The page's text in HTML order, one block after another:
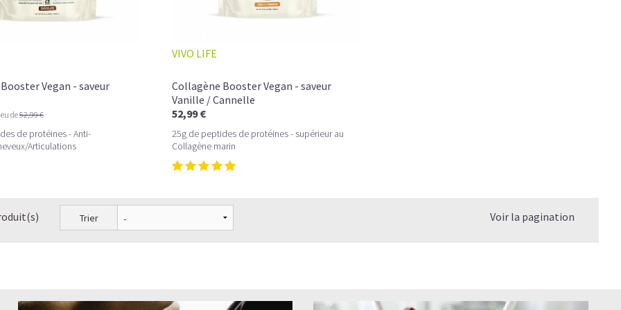
Vegan - saveur
de52,99 €
de protéines - Anti-
Articulations
VIVO LIFE
Collagène Booster Vegan - saveur
Vanille / Cannelle
52,99 €
25g de peptides de protéines - supérieur au
Collagène marin
Trier Voir la pagination